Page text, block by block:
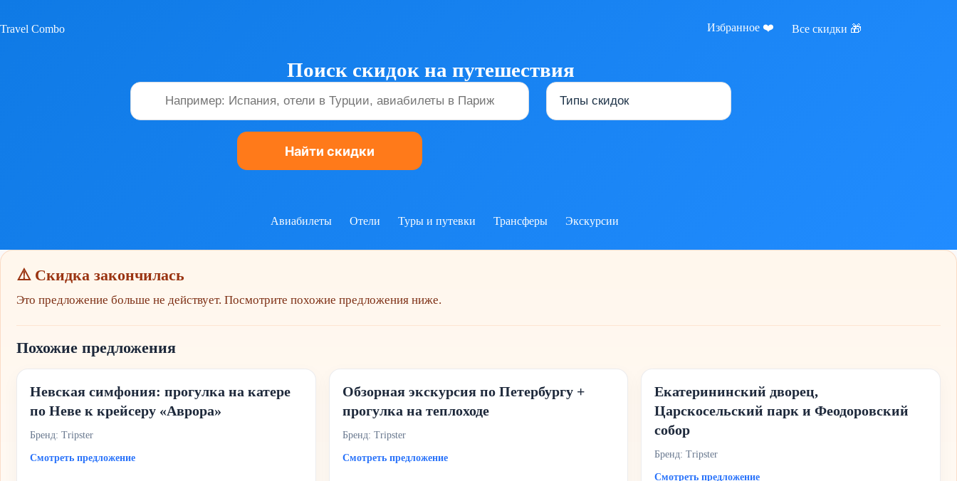
сути
Travel Combo Избранное ❤️ Все скидки 🎁
Поиск скидок на путешествия
Авиабилеты Отели Туры и путевки Трансферы Экскурсии
⚠️ Скидка закончилась
Это предложение больше не действует. Посмотрите похожие предложения ниже.
Похожие предложения
Невская симфония: прогулка на катере
по Неве к крейсеру «Аврора»
Бренд: Tripster
Смотреть предложение
Обзорная экскурсия по Петербургу +
прогулка на теплоходе
Бренд: Tripster
Смотреть предложение
Екатерининский дворец,
Царскосельский парк и Феодоровский
собор
Бренд: Tripster
Смотреть предложение